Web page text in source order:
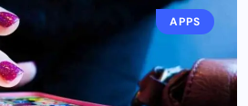
APPS